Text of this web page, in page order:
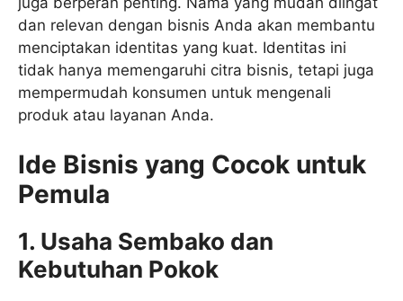
dan relevan dengan bisnis Anda akan membantu
menciptakan identitas yang kuat. Identitas ini
tidak hanya memengaruhi citra bisnis, tetapi juga
mempermudah konsumen untuk mengenali
produk atau layanan Anda.
Ide Bisnis yang Cocok untuk
Pemula
1. Usaha Sembako dan
Kebutuhan Pokok